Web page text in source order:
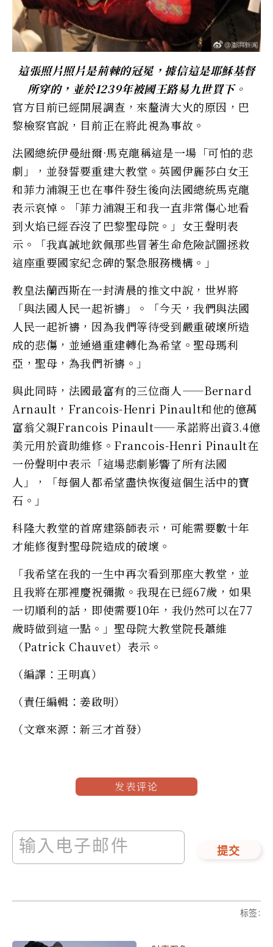
這張照片照片是荊棘的冠冕，據信這是耶穌基督
所穿的，並於1239年被國王路易九世買下。
官方目前已經開展調查，來釐清大火的原因，巴
黎檢察官說，目前正在將此視為事故。
法國總統伊曼紐爾·馬克龍稱這是一場「可怕的悲
劇」，並發誓要重建大教堂。英國伊麗莎白女王
和菲力浦親王也在事件發生後向法國總統馬克龍
表示哀悼。「菲力浦親王和我一直非常傷心地看
到火焰已經吞沒了巴黎聖母院。」女王聲明表
示。「我真誠地欽佩那些冒著生命危險試圖拯救
這座重要國家紀念碑的緊急服務機構。」
教皇法蘭西斯在一封清晨的推文中說，世界將
「與法國人民一起祈禱」。「今天，我們與法國
人民一起祈禱，因為我們等待受到嚴重破壞所造
成的悲傷，並通過重建轉化為希望。聖母瑪利
亞，聖母，為我們祈禱。」
與此同時，法國最富有的三位商人——Bernard
Arnault，Francois-Henri Pinault和他的億萬
富翁父親Francois Pinault——承諾將出資3.4億
美元用於資助維修。Francois-Henri Pinault在
一份聲明中表示「這場悲劇影響了所有法國
人」，「每個人都希望盡快恢復這個生活中的寶
石。」
科隆大教堂的首席建築師表示，可能需要數十年
才能修復對聖母院造成的破壞。
「我希望在我的一生中再次看到那座大教堂，並
且我將在那裡慶祝彌撒。我現在已經67歲，如果
一切順利的話，即使需要10年，我仍然可以在77
歲時做到這一點。」聖母院大教堂院長蕭維
（Patrick Chauvet）表示。
（編譯：王明真）
（責任編輯：姜啟明）
（文章來源：新三才首發）
发表评论
提交
标签: